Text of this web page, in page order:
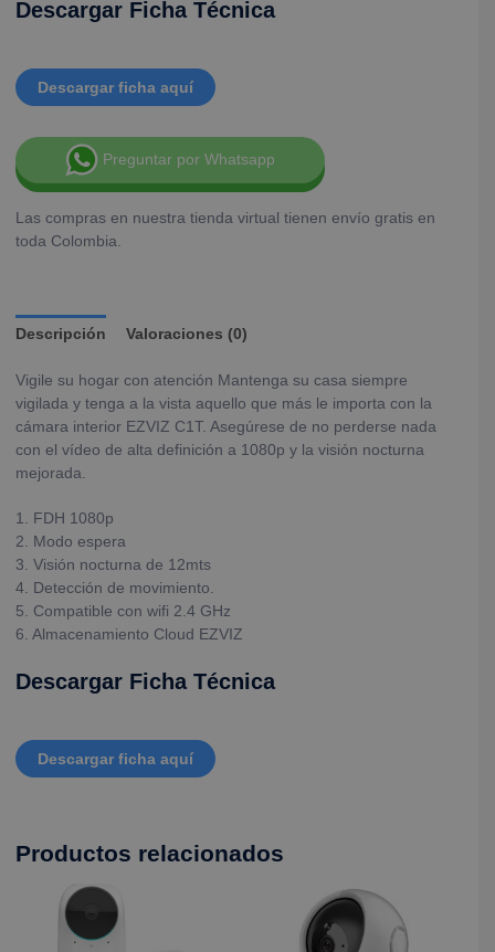
Descargar Ficha Técnica
Descargar ficha aquí
Preguntar por Whatsapp
Las compras en nuestra tienda virtual tienen envío gratis en
toda Colombia.
Descripción Valoraciones (0)
Vigile su hogar con atención Mantenga su casa siempre
vigilada y tenga a la vista aquello que más le importa con la
cámara interior EZVIZ C1T. Asegúrese de no perderse nada
con el vídeo de alta definición a 1080p y la visión nocturna
mejorada.
1. FDH 1080p
2. Modo espera
3. Visión nocturna de 12mts
4. Detección de movimiento.
5. Compatible con wifi 2.4 GHz
6. Almacenamiento Cloud EZVIZ
Descargar Ficha Técnica
Descargar ficha aquí
Productos relacionados